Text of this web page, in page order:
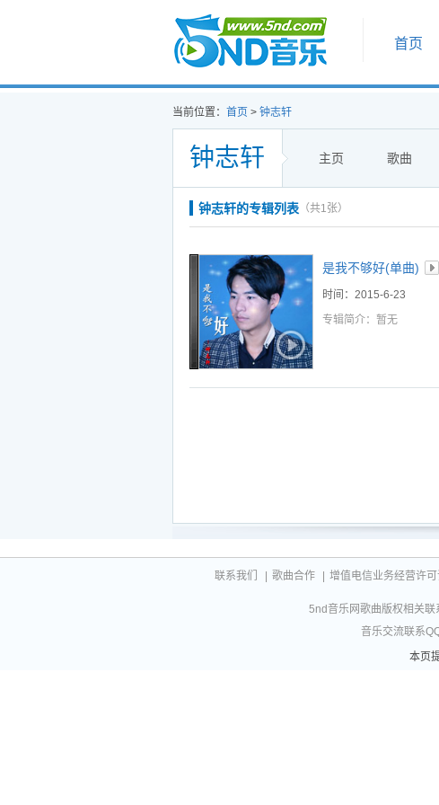
首页
首页
当前位置： 首页 > 钟志轩
钟志轩 主页 歌曲
钟志轩的专辑列表 （共1张）
是我不够好(单曲)
时间：2015-6-23
专辑简介：暂无
联系我们 歌曲合作 增值电信业务经营许
5nd音乐网歌曲版权相关联
音乐交流联系
本页